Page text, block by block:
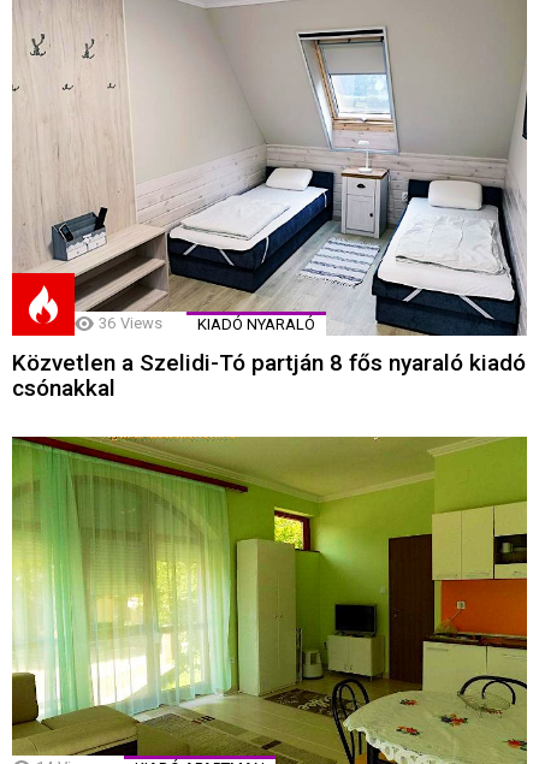
36 Views KIADÓ NYARALÓ
Közvetlen a Szelidi-Tó partján 8 fős nyaraló kiadó
csónakkal